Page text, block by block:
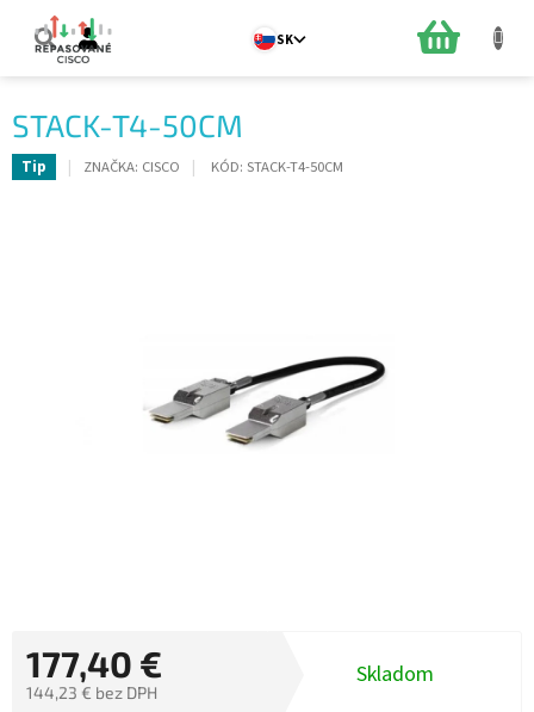
obsah
SK
STACK-T4-50CM
Tip ZNAČKA: CISCO KÓD: STACK-T4-50CM
177,40 €
144,23 € bez DPH
Skladom